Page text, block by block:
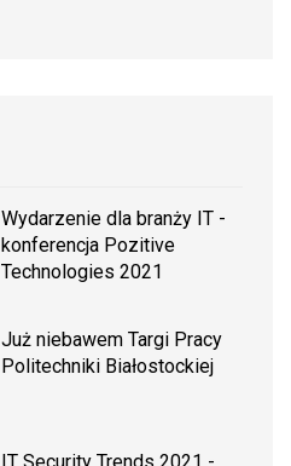
Wydarzenie dla branży IT -
konferencja Pozitive
Technologies 2021
Już niebawem Targi Pracy
Politechniki Białostockiej